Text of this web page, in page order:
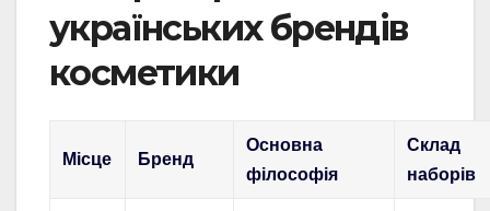
українських брендів
косметики
Місце Бренд
Основна
філософія
Склад
наборів